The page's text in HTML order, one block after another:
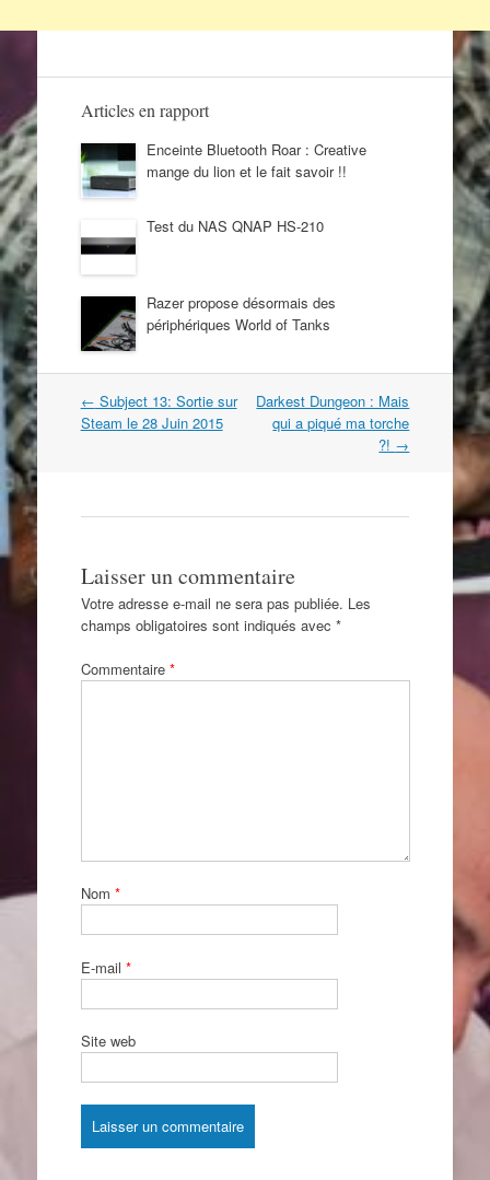
Articles en rapport
Enceinte Bluetooth Roar : Creative
mange du lion et le fait savoir !!
Test du NAS QNAP HS-210
Razer propose désormais des
périphériques World of Tanks
Navigation
dans
← Subject 13: Sortie sur
Steam le 28 Juin 2015
Darkest Dungeon : Mais
qui a piqué ma torche
?! →
Laisser un commentaire
Votre adresse e-mail ne sera pas publiée. Les
champs obligatoires sont indiqués avec *
Commentaire *
Nom *
E-mail *
Site web